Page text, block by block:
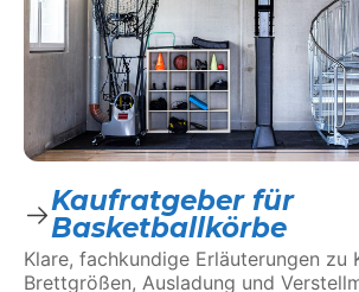
Kaufratgeber für
Basketballkörbe
Klare, fachkundige Erläuterungen zu
Brettgrößen, Ausladung und